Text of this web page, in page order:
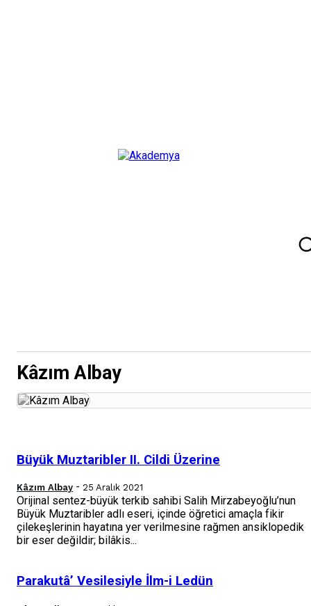
Kâzım Albay
Büyük Muztaribler II. Cildi Üzerine
Kâzım Albay - 25 Aralık 2021
Orijinal sentez-büyük terkib sahibi Salih Mirzabeyoğlu’nun
Büyük Muztaribler adlı eseri, içinde öğretici amaçla fikir
çilekeşlerinin hayatına yer veril­mesine rağmen ansiklopedik
bir eser değildir; bilâkis...
Parakutâ’ Vesilesiyle İlm-i Ledün